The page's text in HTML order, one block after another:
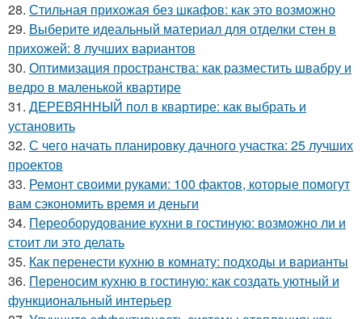
28. Стильная прихожая без шкафов: как это возможно
29. Выберите идеальный материал для отделки стен в
прихожей: 8 лучших вариантов
30. Оптимизация пространства: как разместить швабру и
ведро в маленькой квартире
31. ДЕРЕВЯННЫЙ пол в квартире: как выбрать и
установить
32. С чего начать планировку дачного участка: 25 лучших
проектов
33. Ремонт своими руками: 100 фактов, которые помогут
вам сэкономить время и деньги
34. Переоборудование кухни в гостиную: возможно ли и
стоит ли это делать
35. Как перенести кухню в комнату: подходы и варианты
36. Переносим кухню в гостиную: как создать уютный и
функциональный интерьер